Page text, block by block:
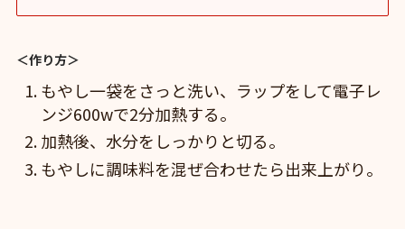
＜作り方＞
もやし一袋をさっと洗い、ラップをして電子レ
ンジ600wで2分加熱する。
加熱後、水分をしっかりと切る。
もやしに調味料を混ぜ合わせたら出来上がり。